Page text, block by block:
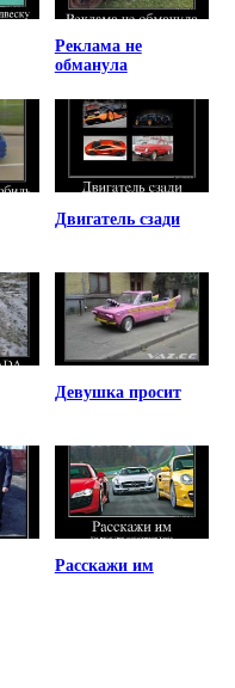
Реклама не
обманула
Двигатель сзади
Девушка просит
Расскажи им